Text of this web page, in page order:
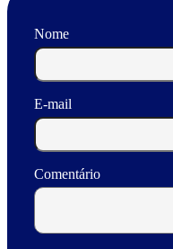
Nome
E-mail
Comentário